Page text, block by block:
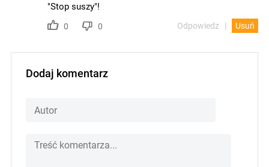
"Stop suszy"!
0 0 Odpowiedz Usuń
Dodaj komentarz